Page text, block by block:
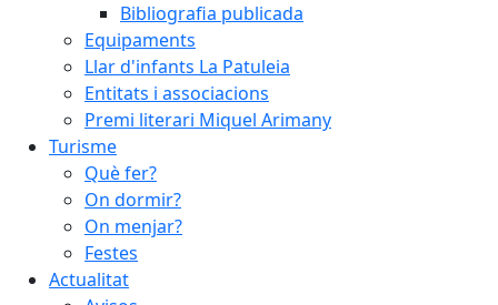
Bibliografia publicada
Equipaments
Llar d'infants La Patuleia
Entitats i associacions
Premi literari Miquel Arimany
Turisme
Què fer?
On dormir?
On menjar?
Festes
Actualitat